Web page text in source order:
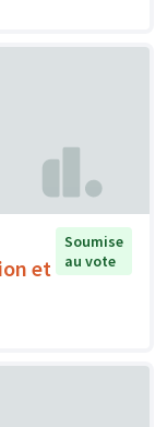
et
Soumise
au vote